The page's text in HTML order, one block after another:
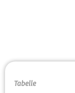
Tabelle